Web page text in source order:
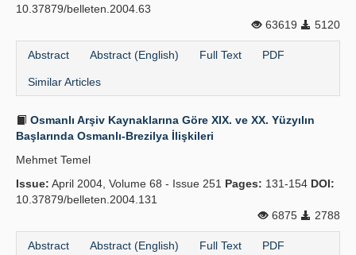
10.37879/belleten.2004.63
63619
5120
Abstract Abstract (English) Full Text PDF
Similar Articles
Osmanlı Arşiv Kaynaklarına Göre XIX. ve XX. Yüzyılın
Başlarında Osmanlı-Brezilya İlişkileri
Mehmet Temel
Issue: April 2004, Volume 68 - Issue 251 Pages: 131-154 DOI:
10.37879/belleten.2004.131
6875
2788
Abstract Abstract (English) Full Text PDF